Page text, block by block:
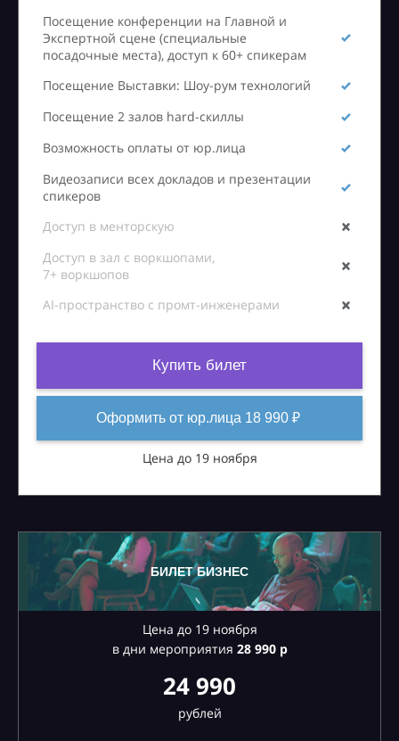
Посещение конференции на Главной и
Экспертной сцене (специальные
посадочные места), доступ к 60+ спикерам
Посещение Выставки: Шоу-рум технологий
Посещение 2 залов hard-скиллы
Возможность оплаты от юр.лица
Видеозаписи всех докладов и презентации
спикеров
Доступ в менторскую
Доступ в зал с воркшопами,
7+ воркшопов
AI-пространство с промт-инженерами
Купить билет
Оформить от юр.лица 18 990 ₽
Цена до 19 ноября
БИЛЕТ БИЗНЕС
Цена до 19 ноября
в дни мероприятия 28990 р
24 990
рублей